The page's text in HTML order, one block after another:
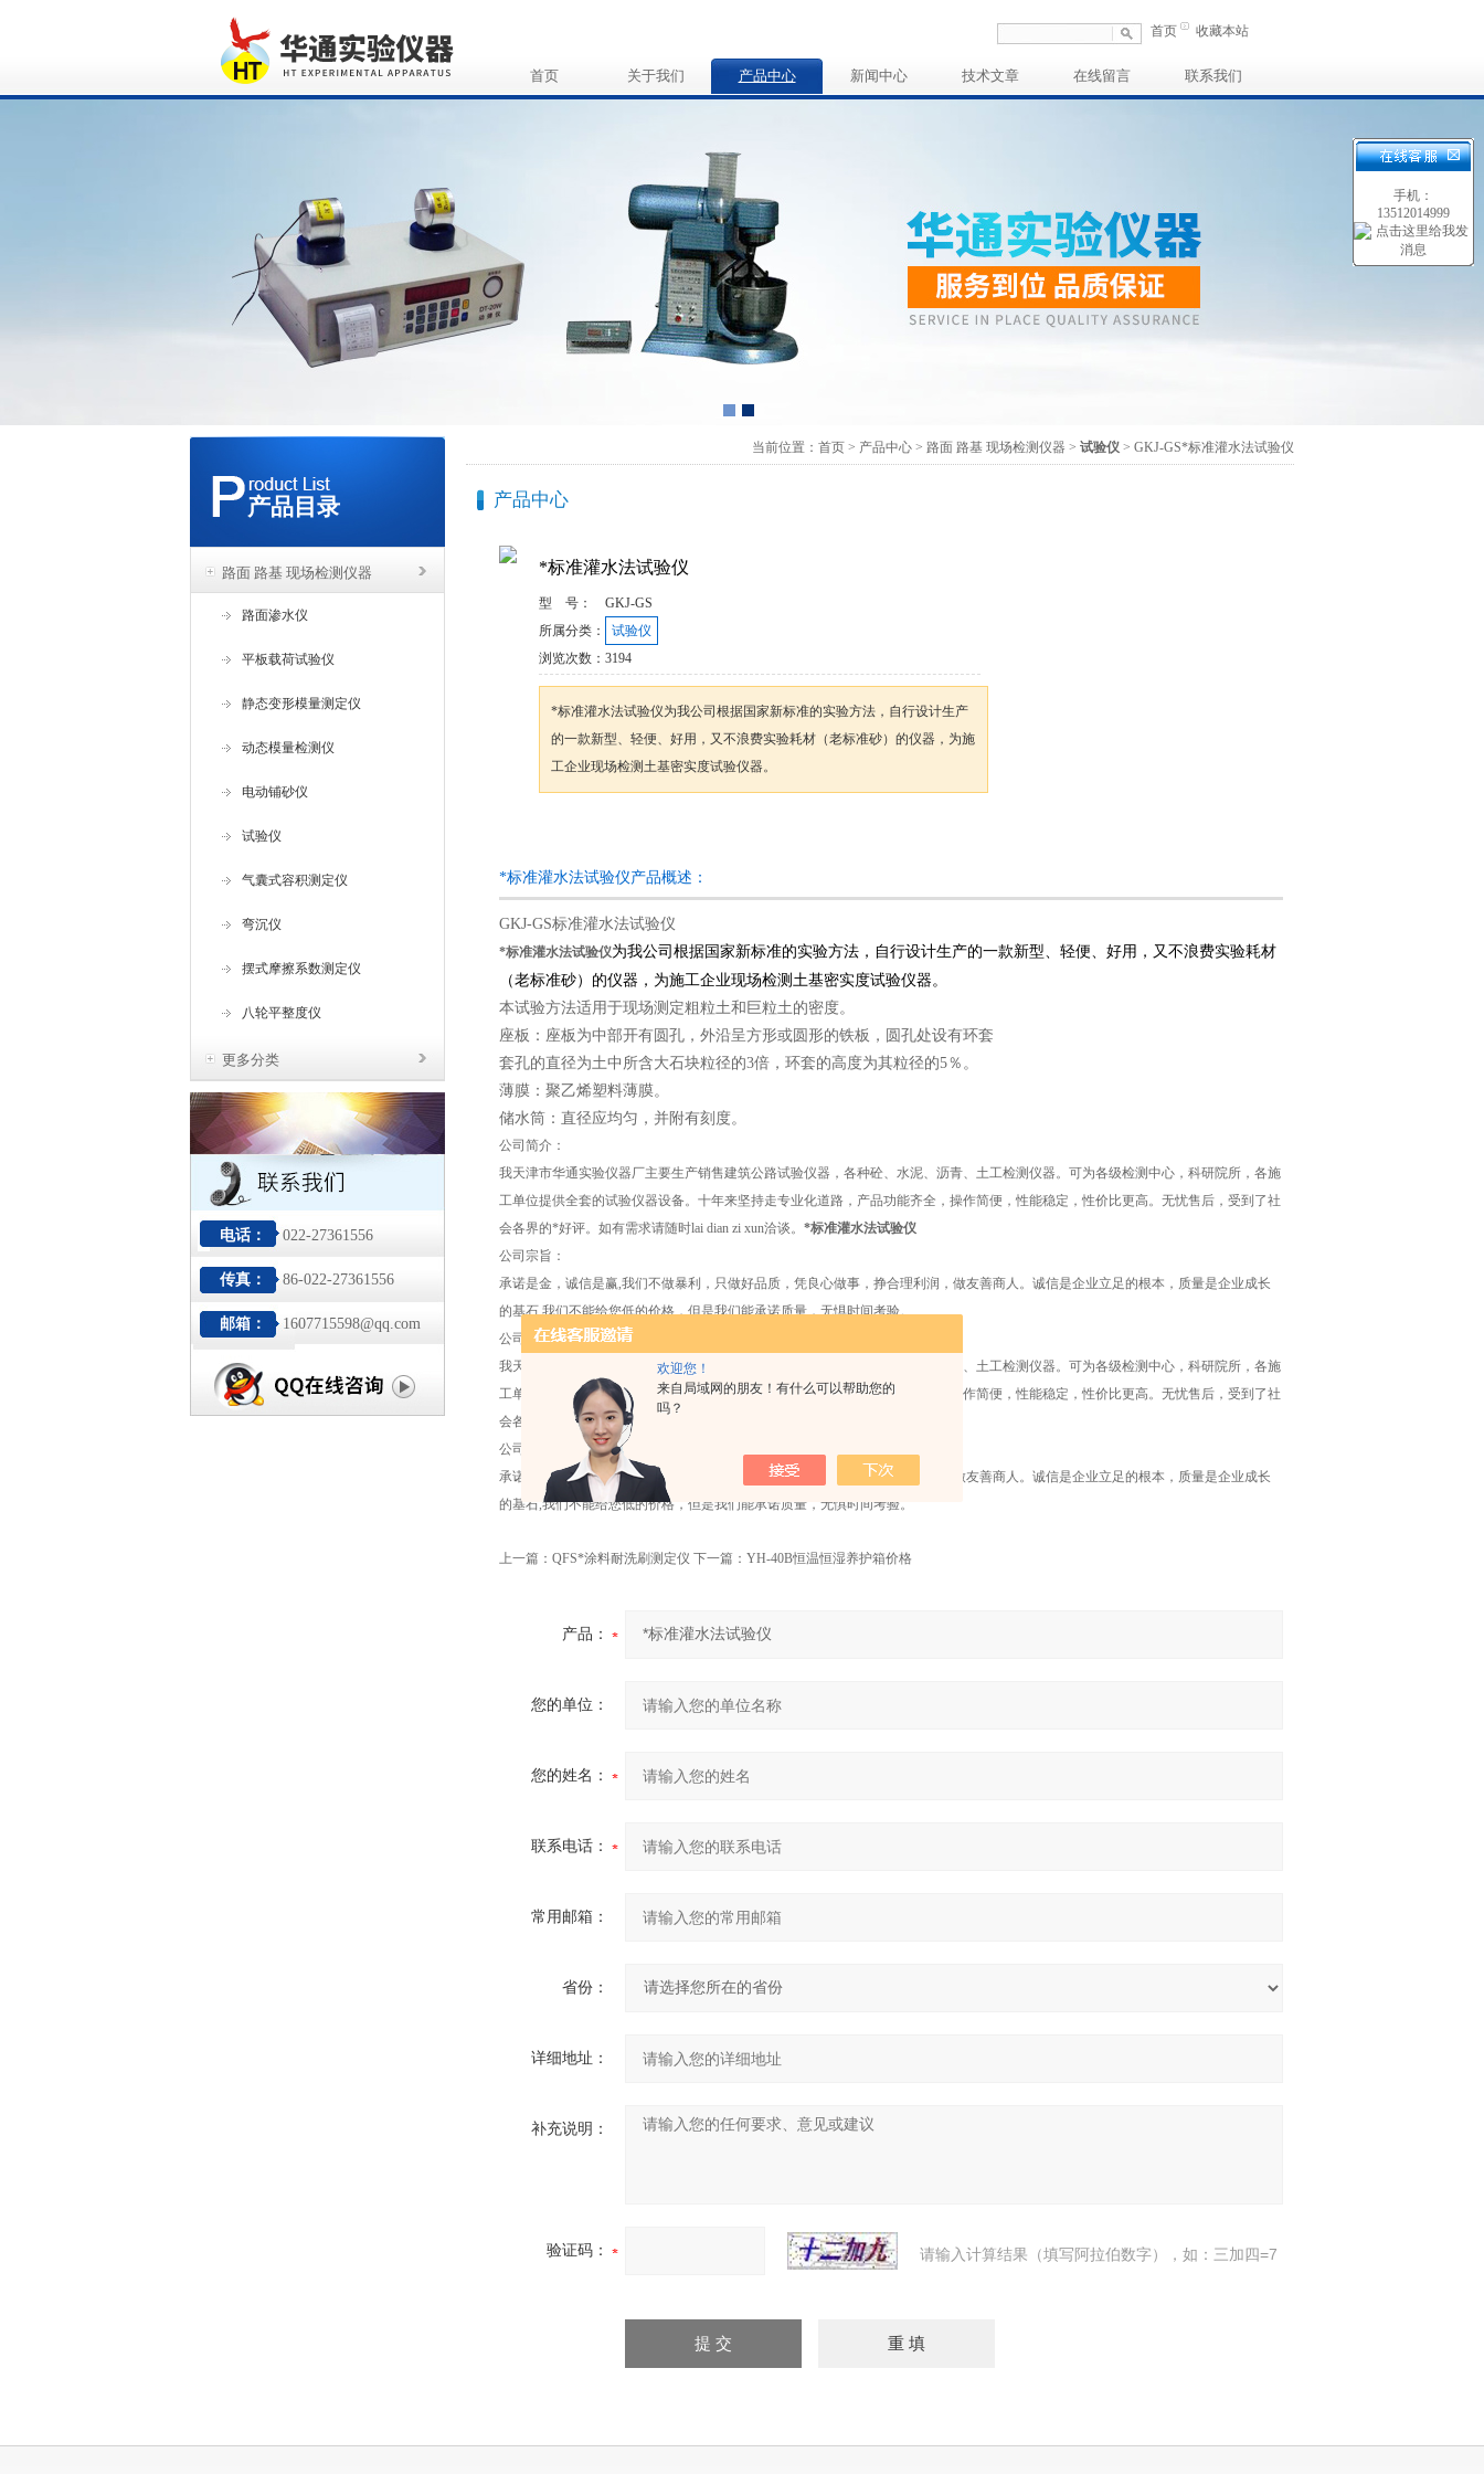
欢迎您！
来自局域网的朋友！有什么可以帮助您的
吗？
首页 收藏本站
首页 关于我们 产品中心 新闻中心 技术文章 在线留言 联系我们
产品目录
路面 路基 现场检测仪器
路面渗水仪
平板载荷试验仪
静态变形模量测定仪
动态模量检测仪
电动铺砂仪
试验仪
气囊式容积测定仪
弯沉仪
摆式摩擦系数测定仪
八轮平整度仪
更多分类
电话： 022-27361556
传真： 86-022-27361556
邮箱： 1607715598@qq.com
当前位置： 首页 > 产品中心 > 路面 路基 现场检测仪器 > 试验仪 > GKJ-GS*标准灌水法试验仪
产品中心
*标准灌水法试验仪
型 号：
GKJ-GS
所属分类：
试验仪
浏览次数： 3194
*标准灌水法试验仪为我公司根据国家新标准的实验方法，自行设计生产
的一款新型、轻便、好用，又不浪费实验耗材（老标准砂）的仪器，为施
工企业现场检测土基密实度试验仪器。
*标准灌水法试验仪产品概述：
GKJ-GS标准灌水法试验仪
*标准灌水法试验仪为我公司根据国家新标准的实验方法，自行设计生产的一款新型、轻便、好用，又不浪费实验耗材
（老标准砂）的仪器，为施工企业现场检测土基密实度试验仪器。
本试验方法适用于现场测定粗粒土和巨粒土的密度。
座板：座板为中部开有圆孔，外沿呈方形或圆形的铁板，圆孔处设有环套
套孔的直径为土中所含大石块粒径的3倍，环套的高度为其粒径的5％。
薄膜：聚乙烯塑料薄膜。
储水筒：直径应均匀，并附有刻度。
公司简介：
我天津市华通实验仪器厂主要生产销售建筑公路试验仪器，各种砼、水泥、沥青、土工检测仪器。可为各级检测中心，科研院所，各施
工单位提供全套的试验仪器设备。十年来坚持走专业化道路，产品功能齐全，操作简便，性能稳定，性价比更高。无忧售后，受到了社
会各界的*好评。如有需求请随时lai dian zi xun洽谈。 *标准灌水法试验仪
公司宗旨：
承诺是金，诚信是赢,我们不做暴利，只做好品质，凭良心做事，挣合理利润，做友善商人。诚信是企业立足的根本，质量是企业成长
的基石,我们不能给您低的价格，但是我们能承诺质量，无惧时间考验。
公司简介：
我天津市华通实验仪器厂主要生产销售建筑公路试验仪器，各种砼、水泥、沥青、土工检测仪器。可为各级检测中心，科研院所，各施
工单位提供全套的试验仪器设备。十年来坚持走专业化道路，产品功能齐全，操作简便，性能稳定，性价比更高。无忧售后，受到了社
会各界的*好评。如有需求请随时lai dian zi xun 洽谈。
公司宗旨：
承诺是金，诚信是赢,我们不做暴利，只做好品质，凭良心做事，挣合理利润，做友善商人。诚信是企业立足的根本，质量是企业成长
的基石,我们不能给您低的价格，但是我们能承诺质量，无惧时间考验。
上一篇： QFS*涂料耐洗刷测定仪 下一篇： YH-40B恒温恒湿养护箱价格
产品：
您的单位：
您的姓名：
联系电话：
常用邮箱：
省份：
详细地址：
补充说明：
验证码： 请输入计算结果（填写阿拉伯数字），如：三加四=7
手机：
13512014999